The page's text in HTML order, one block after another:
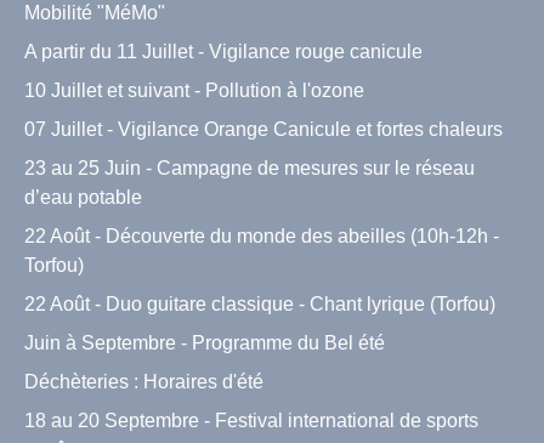
Mobilité "MéMo"
A partir du 11 Juillet - Vigilance rouge canicule
10 Juillet et suivant - Pollution à l'ozone
07 Juillet - Vigilance Orange Canicule et fortes chaleurs
23 au 25 Juin - Campagne de mesures sur le réseau
d’eau potable
22 Août - Découverte du monde des abeilles (10h-12h -
Torfou)
22 Août - Duo guitare classique - Chant lyrique (Torfou)
Juin à Septembre - Programme du Bel été
Déchèteries : Horaires d'été
18 au 20 Septembre - Festival international de sports